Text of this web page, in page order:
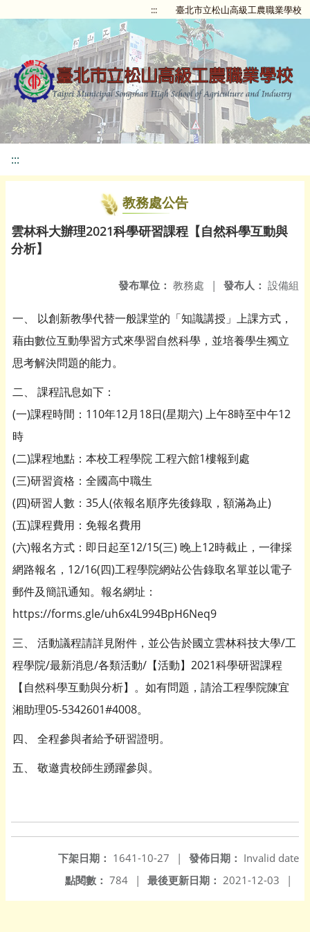
::: 臺北市立松山高級工農職業學校
:::
教務處公告
雲林科大辦理2021科學研習課程【自然科學互動與
分析】
發布人： 設備組
發布單位： 教務處 |
一、 以創新教學代替一般課堂的「知識講授」上課方式，
藉由數位互動學習方式來學習自然科學，並培養學生獨立
思考解決問題的能力。
二、 課程訊息如下：
(一)課程時間：110年12月18日(星期六) 上午8時至中午12
時
(二)課程地點：本校工程學院 工程六館1樓報到處
(三)研習資格：全國高中職生
(四)研習人數：35人(依報名順序先後錄取，額滿為止)
(五)課程費用：免報名費用
(六)報名方式：即日起至12/15(三) 晚上12時截止，一律採
網路報名，12/16(四)工程學院網站公告錄取名單並以電子
郵件及簡訊通知。報名網址：
https://forms.gle/uh6x4L994BpH6Neq9
三、 活動議程請詳見附件，並公告於國立雲林科技大學/工
程學院/最新消息/各類活動/【活動】2021科學研習課程
【自然科學互動與分析】。如有問題，請洽工程學院陳宜
湘助理05-5342601#4008。
四、 全程參與者給予研習證明。
五、 敬邀貴校師生踴躍參與。
發佈日期： Invalid date
下架日期： 1641-10-27
|
最後更新日期： 2021-12-03 |
點閱數： 784 |